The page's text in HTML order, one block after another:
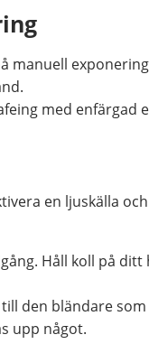
med
en ljuskälla
Håll koll på
den bländare
upp något.